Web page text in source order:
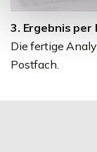
3. Ergebnis per
Die fertige
Postfach.